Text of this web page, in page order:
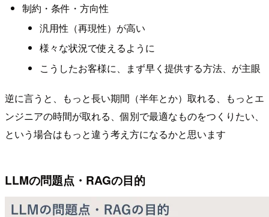
制約・条件・方向性
汎用性（再現性）が高い
様々な状況で使えるように
こうしたお客様に、まず早く提供する方法、が主眼
逆に言うと、もっと長い期間（半年とか）取れる、もっとエ
ンジニアの時間が取れる、個別で最適なものをつくりたい、
という場合はもっと違う考え方になるかと思います
LLMの問題点・RAGの目的